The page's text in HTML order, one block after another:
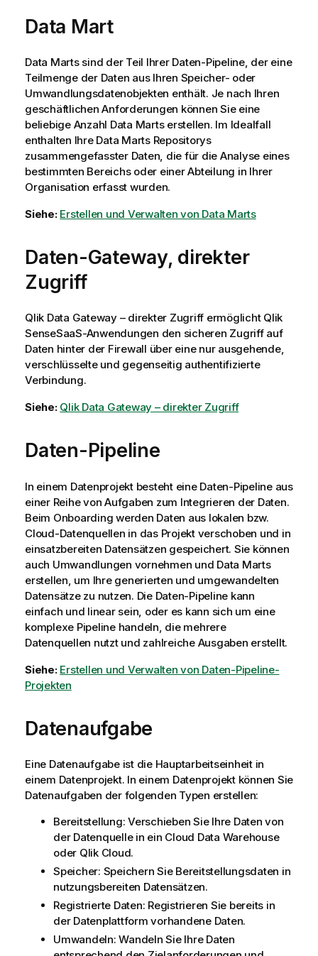
Data Mart
Data Marts sind der Teil Ihrer Daten-Pipeline, der eine
Teilmenge der Daten aus Ihren Speicher- oder
Umwandlungsdatenobjekten enthält. Je nach Ihren
geschäftlichen Anforderungen können Sie eine
beliebige Anzahl Data Marts erstellen. Im Idealfall
enthalten Ihre Data Marts Repositorys
zusammengefasster Daten, die für die Analyse eines
bestimmten Bereichs oder einer Abteilung in Ihrer
Organisation erfasst wurden.
Siehe: Erstellen und Verwalten von Data Marts
Daten-Gateway, direkter
Zugriff
Qlik Data Gateway – direkter Zugriff ermöglicht Qlik
SenseSaaS-Anwendungen den sicheren Zugriff auf
Daten hinter der Firewall über eine nur ausgehende,
verschlüsselte und gegenseitig authentifizierte
Verbindung.
Siehe: Qlik Data Gateway – direkter Zugriff
Daten-Pipeline
In einem Datenprojekt besteht eine Daten-Pipeline aus
einer Reihe von Aufgaben zum Integrieren der Daten.
Beim Onboarding werden Daten aus lokalen bzw.
Cloud-Datenquellen in das Projekt verschoben und in
einsatzbereiten Datensätzen gespeichert. Sie können
auch Umwandlungen vornehmen und Data Marts
erstellen, um Ihre generierten und umgewandelten
Datensätze zu nutzen. Die Daten-Pipeline kann
einfach und linear sein, oder es kann sich um eine
komplexe Pipeline handeln, die mehrere
Datenquellen nutzt und zahlreiche Ausgaben erstellt.
Siehe: Erstellen und Verwalten von Daten-Pipeline-
Projekten
Datenaufgabe
Eine Datenaufgabe ist die Hauptarbeitseinheit in
einem Datenprojekt. In einem Datenprojekt können Sie
Datenaufgaben der folgenden Typen erstellen:
Bereitstellung: Verschieben Sie Ihre Daten von
der Datenquelle in ein Cloud Data Warehouse
oder Qlik Cloud.
Speicher: Speichern Sie Bereitstellungsdaten in
nutzungsbereiten Datensätzen.
Registrierte Daten: Registrieren Sie bereits in
der Datenplattform vorhandene Daten.
Umwandeln: Wandeln Sie Ihre Daten